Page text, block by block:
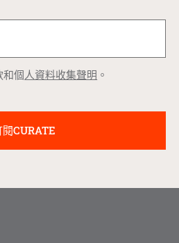
和個人資料收集聲明 。